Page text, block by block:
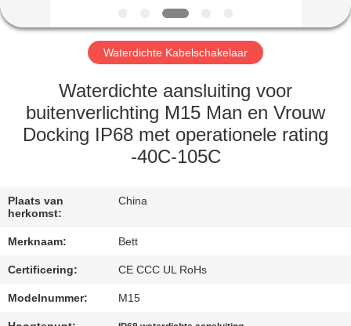
FABRIEKSREIS
KWALITEITSCONTROLE
SITEMAP
POLICY
Waterdichte Kabelschakelaar
Waterdichte aansluiting voor
buitenverlichting M15 Man en Vrouw
Docking IP68 met operationele rating
-40C-105C
Plaats van
herkomst:
China
Merknaam: Bett
Certificering: CE CCC UL RoHs
Modelnummer: M15